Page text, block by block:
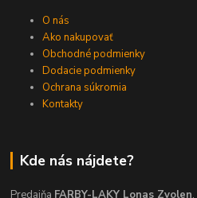
O nás
Ako nakupovať
Obchodné podmienky
Dodacie podmienky
Ochrana súkromia
Kontakty
Kde nás nájdete?
Predajňa FARBY-LAKY Lonas Zvolen